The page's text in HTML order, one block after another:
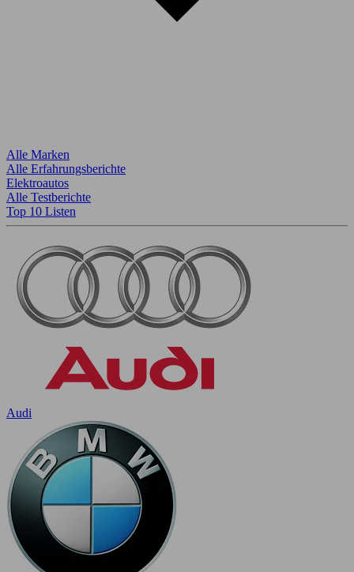
Alle Marken
Alle Erfahrungsberichte
Elektroautos
Alle Testberichte
Top 10 Listen
Audi